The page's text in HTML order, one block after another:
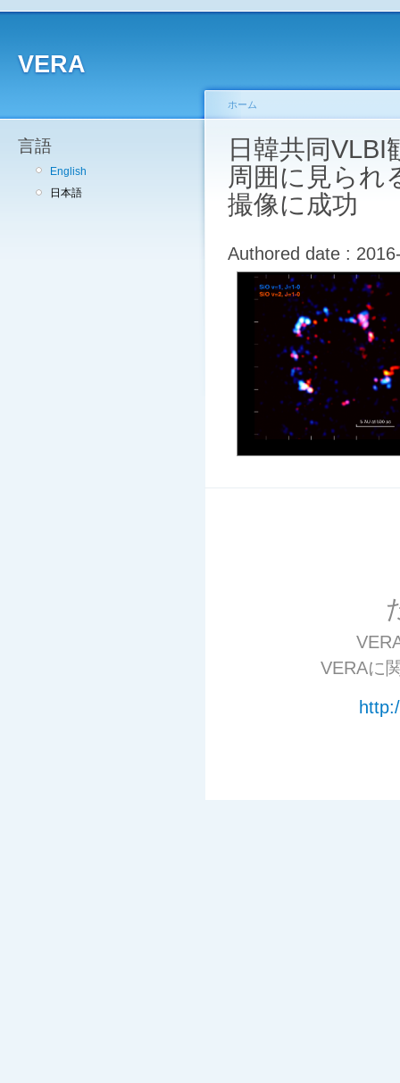
VERA
言語
English
日本語
ホーム
日韓共同
周囲に見られ
撮像に成功
Authored date :
VERAに